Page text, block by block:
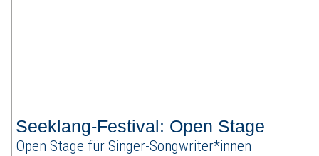
Seeklang-Festival: Open Stage
Open Stage für Singer-Songwriter*innen